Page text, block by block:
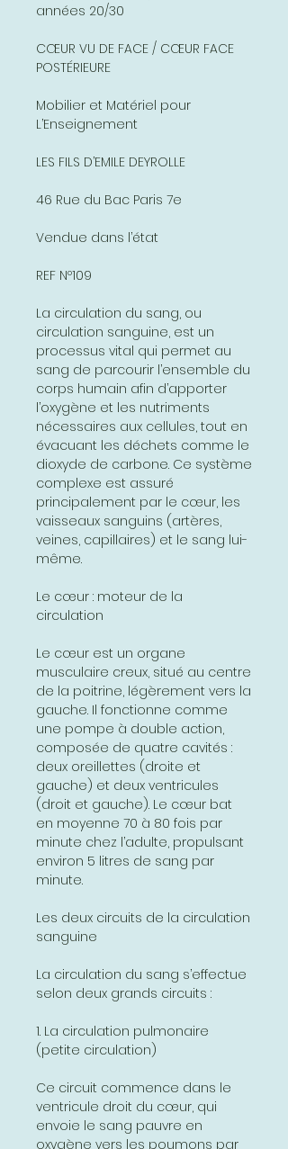
années 20/30
CŒUR VU DE FACE / CŒUR FACE
POSTÉRIEURE
Mobilier et Matériel pour
L’Enseignement
LES FILS D’EMILE DEYROLLE
46 Rue du Bac Paris 7e
Vendue dans l’état
REF Nº109
La circulation du sang, ou
circulation sanguine, est un
processus vital qui permet au
sang de parcourir l’ensemble du
corps humain afin d’apporter
l’oxygène et les nutriments
nécessaires aux cellules, tout en
évacuant les déchets comme le
dioxyde de carbone. Ce système
complexe est assuré
principalement par le cœur, les
vaisseaux sanguins (artères,
veines, capillaires) et le sang lui-
même.
Le cœur : moteur de la
circulation
Le cœur est un organe
musculaire creux, situé au centre
de la poitrine, légèrement vers la
gauche. Il fonctionne comme
une pompe à double action,
composée de quatre cavités :
deux oreillettes (droite et
gauche) et deux ventricules
(droit et gauche). Le cœur bat
en moyenne 70 à 80 fois par
minute chez l’adulte, propulsant
environ 5 litres de sang par
minute.
Les deux circuits de la circulation
sanguine
La circulation du sang s’effectue
selon deux grands circuits :
1. La circulation pulmonaire
(petite circulation)
Ce circuit commence dans le
ventricule droit du cœur, qui
envoie le sang pauvre en
oxygène vers les poumons par